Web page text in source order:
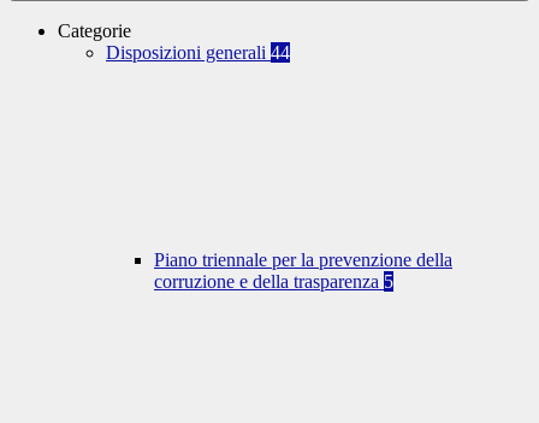
Categorie
Disposizioni generali 44
Piano triennale per la prevenzione della
corruzione e della trasparenza 5